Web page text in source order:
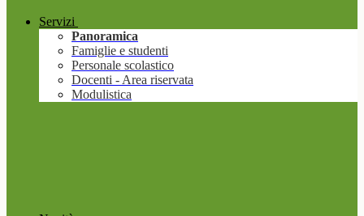
Servizi
Panoramica
Famiglie e studenti
Personale scolastico
Docenti - Area riservata
Modulistica